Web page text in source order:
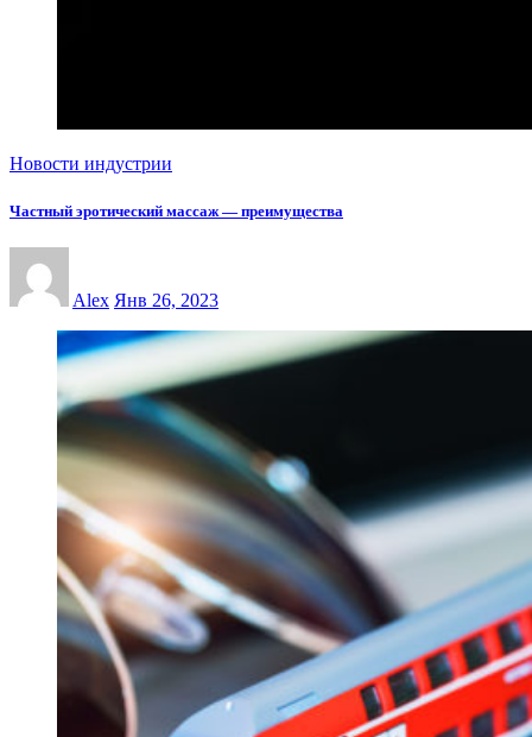
Новости индустрии
Частный эротический массаж — преимущества
Alex Янв 26, 2023